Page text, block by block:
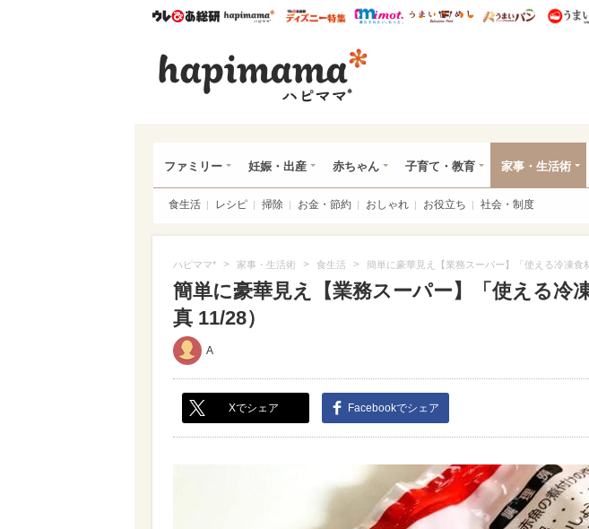
ウレぴあ総研ハピママ* ウレぴあ総研 ディズニー特集
mimot. うまいめし うまい
ファミリー 妊娠・出産 赤ちゃん 子育て・教育 家事・生活術
食生活 レシピ 掃除 お金・節約 おしゃれ お役立ち 社会・制度
ハピママ* > 家事・生活術 > 食生活 > 簡単に豪華見え【業務スーパー】「使える冷凍食
簡単に豪華見え【業務スーパー】「使える冷
真 11/28）
A
Xでシェア Facebookでシェア